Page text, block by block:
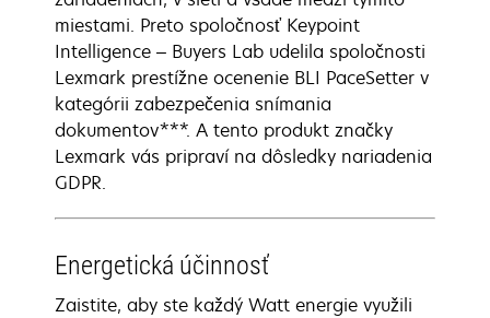
miestami. Preto spoločnosť Keypoint
Intelligence – Buyers Lab udelila spoločnosti
Lexmark prestížne ocenenie BLI PaceSetter v
kategórii zabezpečenia snímania
dokumentov***. A tento produkt značky
Lexmark vás pripraví na dôsledky nariadenia
GDPR.
Energetická účinnosť
Zaistite, aby ste každý Watt energie využili